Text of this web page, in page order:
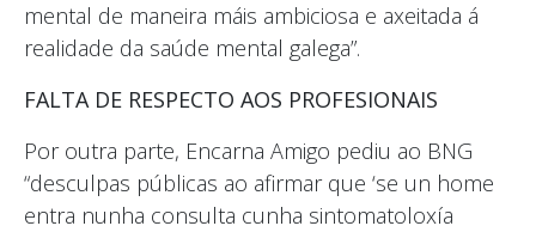
mental de maneira máis ambiciosa e axeitada á
realidade da saúde mental galega”.
FALTA DE RESPECTO AOS PROFESIONAIS
Por outra parte, Encarna Amigo pediu ao BNG
“desculpas públicas ao afirmar que ‘se un home
entra nunha consulta cunha sintomatoloxía